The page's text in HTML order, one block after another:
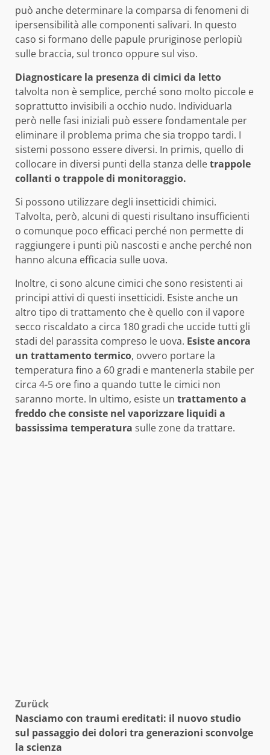
può anche determinare la comparsa di fenomeni di
ipersensibilità alle componenti salivari. In questo
caso si formano delle papule pruriginose perlopiù
sulle braccia, sul tronco oppure sul viso.
Diagnosticare la presenza di cimici da letto
talvolta non è semplice, perché sono molto piccole e
soprattutto invisibili a occhio nudo. Individuarla
però nelle fasi iniziali può essere fondamentale per
eliminare il problema prima che sia troppo tardi. I
sistemi possono essere diversi. In primis, quello di
collocare in diversi punti della stanza delletrappole
collanti o trappole di monitoraggio.
Si possono utilizzare degli insetticidi chimici.
Talvolta, però, alcuni di questi risultano insufficienti
o comunque poco efficaci perché non permette di
raggiungere i punti più nascosti e anche perché non
hanno alcuna efficacia sulle uova.
Inoltre, ci sono alcune cimici che sono resistenti ai
principi attivi di questi insetticidi. Esiste anche un
altro tipo di trattamento che è quello con il vapore
secco riscaldato a circa 180 gradi che uccide tutti gli
stadi del parassita compreso le uova. Esiste ancora
un trattamento termico, ovvero portare la
temperatura fino a 60 gradi e mantenerla stabile per
circa 4-5 ore fino a quando tutte le cimici non
saranno morte. In ultimo, esiste un trattamento a
freddo che consiste nel vaporizzare liquidi a
bassissima temperatura sulle zone da trattare.
Beitragsnavigation
Zurück
Nasciamo con traumi ereditati: il nuovo studio
sul passaggio dei dolori tra generazioni sconvolge
la scienza